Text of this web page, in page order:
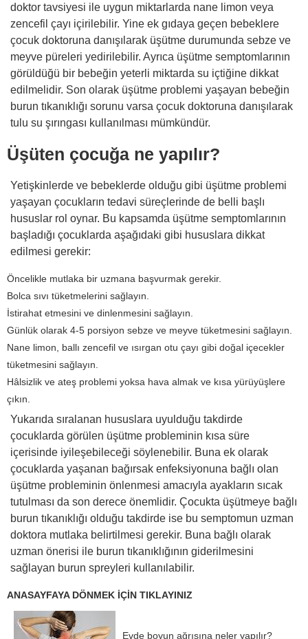
doktor tavsiyesi ile uygun miktarlarda nane limon veya
zencefil çayı içirilebilir. Yine ek gıdaya geçen bebeklere
çocuk doktoruna danışılarak üşütme durumunda sebze ve
meyve püreleri yedirilebilir. Ayrıca üşütme semptomlarının
görüldüğü bir bebeğin yeterli miktarda su içtiğine dikkat
edilmelidir. Son olarak üşütme problemi yaşayan bebeğin
burun tıkanıklığı sorunu varsa çocuk doktoruna danışılarak
tulu su şırıngası kullanılması mümkündür.
Üşüten çocuğa ne yapılır?
Yetişkinlerde ve bebeklerde olduğu gibi üşütme problemi
yaşayan çocukların tedavi süreçlerinde de belli başlı
hususlar rol oynar. Bu kapsamda üşütme semptomlarının
başladığı çocuklarda aşağıdaki gibi hususlara dikkat
edilmesi gerekir:
Öncelikle mutlaka bir uzmana başvurmak gerekir.
Bolca sıvı tüketmelerini sağlayın.
İstirahat etmesini ve dinlenmesini sağlayın.
Günlük olarak 4-5 porsiyon sebze ve meyve tüketmesini sağlayın.
Nane limon, ballı zencefil ve ısırgan otu çayı gibi doğal içecekler
tüketmesini sağlayın.
Hâlsizlik ve ateş problemi yoksa hava almak ve kısa yürüyüşlere
çıkın.
Yukarıda sıralanan hususlara uyulduğu takdirde
çocuklarda görülen üşütme probleminin kısa süre
içerisinde iyileşebileceği söylenebilir. Buna ek olarak
çocuklarda yaşanan bağırsak enfeksiyonuna bağlı olan
üşütme probleminin önlenmesi amacıyla ayakların sıcak
tutulması da son derece önemlidir. Çocukta üşütmeye bağlı
burun tıkanıklığı olduğu takdirde ise bu semptomun uzman
doktora mutlaka belirtilmesi gerekir. Buna bağlı olarak
uzman önerisi ile burun tıkanıklığının giderilmesini
sağlayan burun spreyleri kullanılabilir.
ANASAYFAYA DÖNMEK İÇİN TIKLAYINIZ
Evde boyun ağrısına neler yapılır?